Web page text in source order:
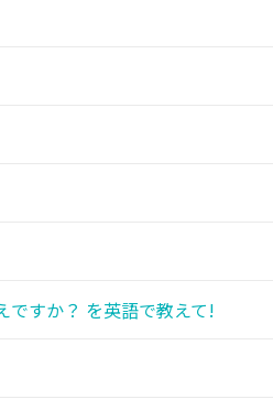
ですか？ を英語で教えて!